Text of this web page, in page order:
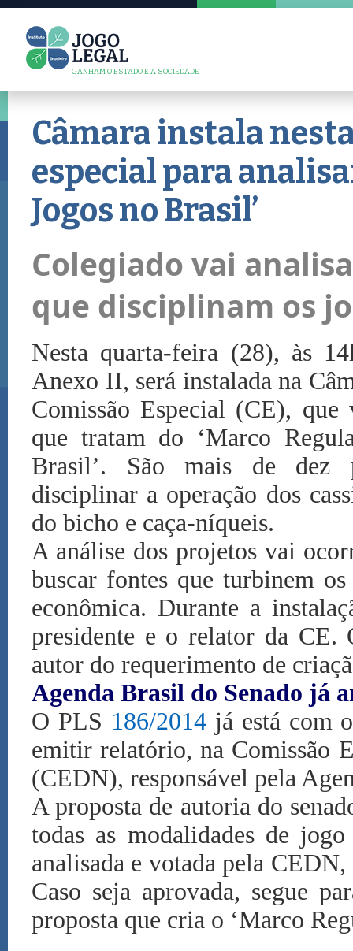
GANHAM O ESTADO E A SOCIEDADE
Câmara instala
especial para
Jogos no Brasil’
Colegiado vai
que disciplinam os
Nesta quarta-feira (28), às
Anexo II, será instalada na
Comissão Especial (CE), que
que tratam do ‘Marco
Brasil’. São mais de dez
disciplinar a operação dos
do bicho e caça-níqueis.
A análise dos projetos vai
buscar fontes que turbinem
econômica. Durante a
presidente e o relator da
autor do requerimento de
Agenda Brasil do Senado já
O PLS 186/2014já está com
emitir relatório, na Comissão
(CEDN), responsável pela
A proposta de autoria do
todas as modalidades de
analisada e votada pela
Caso seja aprovada, segue
proposta que cria o ‘Marco